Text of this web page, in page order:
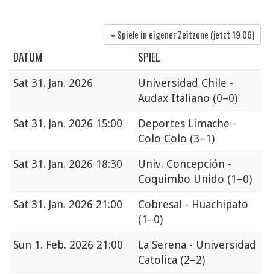
Spiele in eigener Zeitzone (jetzt 19:06)
DATUM SPIEL
Sat 31. Jan. 2026
Universidad Chile -
Audax Italiano (0–0)
Sat 31. Jan. 2026 15:00
Deportes Limache -
Colo Colo (3–1)
Sat 31. Jan. 2026 18:30
Univ. Concepción -
Coquimbo Unido (1–0)
Sat 31. Jan. 2026 21:00
Cobresal - Huachipato
(1–0)
Sun 1. Feb. 2026 21:00
La Serena - Universidad
Catolica (2–2)